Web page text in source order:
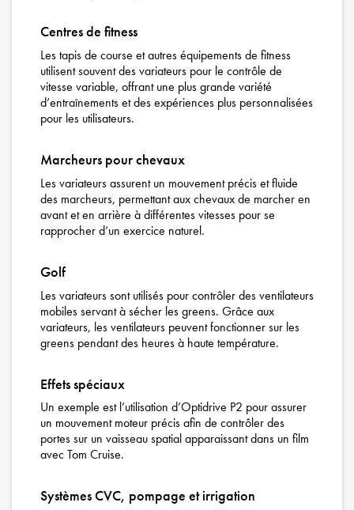
Centres de fitness
Les tapis de course et autres équipements de fitness
utilisent souvent des variateurs pour le contrôle de
vitesse variable, offrant une plus grande variété
d’entraînements et des expériences plus personnalisées
pour les utilisateurs.
Marcheurs pour chevaux
Les variateurs assurent un mouvement précis et fluide
des marcheurs, permettant aux chevaux de marcher en
avant et en arrière à différentes vitesses pour se
rapprocher d’un exercice naturel.
Golf
Les variateurs sont utilisés pour contrôler des ventilateurs
mobiles servant à sécher les greens. Grâce aux
variateurs, les ventilateurs peuvent fonctionner sur les
greens pendant des heures à haute température.
Effets spéciaux
Un exemple est l’utilisation d’Optidrive P2 pour assurer
un mouvement moteur précis afin de contrôler des
portes sur un vaisseau spatial apparaissant dans un film
avec Tom Cruise.
Systèmes CVC, pompage et irrigation